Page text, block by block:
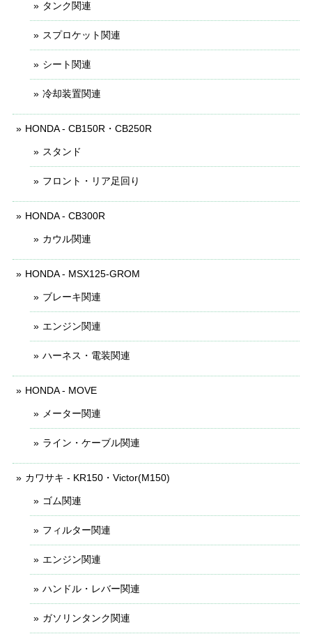
タンク関連
スプロケット関連
シート関連
冷却装置関連
HONDA - CB150R・CB250R
スタンド
フロント・リア足回り
HONDA - CB300R
カウル関連
HONDA - MSX125-GROM
ブレーキ関連
エンジン関連
ハーネス・電装関連
HONDA - MOVE
メーター関連
ライン・ケーブル関連
カワサキ - KR150・Victor(M150)
ゴム関連
フィルター関連
エンジン関連
ハンドル・レバー関連
ガソリンタンク関連